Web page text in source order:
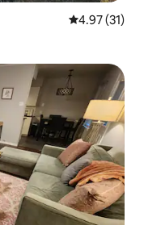
平均评分
4.97 (31)